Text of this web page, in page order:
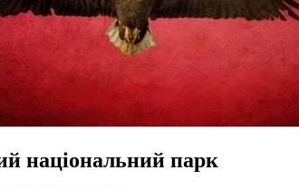
національний парк